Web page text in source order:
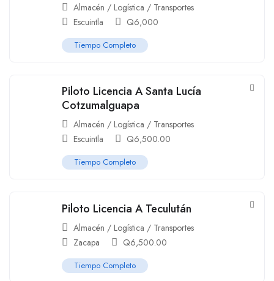
Almacén / Logística / Transportes
Escuintla
Q6,000
Tiempo Completo
Piloto Licencia A Santa Lucía
Cotzumalguapa
Almacén / Logística / Transportes
Escuintla
Q6,500.00
Tiempo Completo
Piloto Licencia A Teculután
Almacén / Logística / Transportes
Zacapa
Q6,500.00
Tiempo Completo